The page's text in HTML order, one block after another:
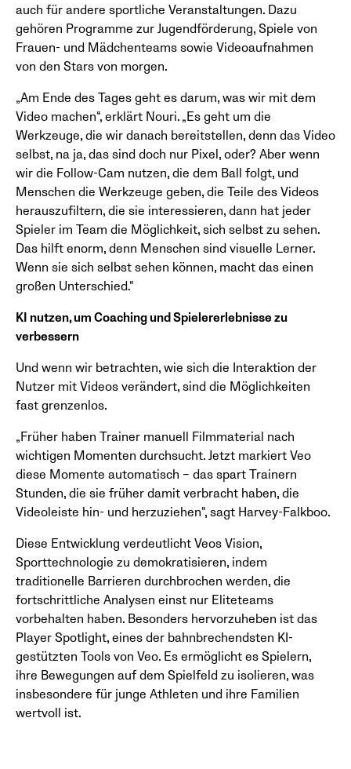
auch für andere sportliche Veranstaltungen. Dazu
gehören Programme zur Jugendförderung, Spiele von
Frauen- und Mädchenteams sowie Videoaufnahmen
von den Stars von morgen.
„Am Ende des Tages geht es darum, was wir mit dem
Video machen“, erklärt Nouri. „Es geht um die
Werkzeuge, die wir danach bereitstellen, denn das Video
selbst, na ja, das sind doch nur Pixel, oder? Aber wenn
wir die Follow-Cam nutzen, die dem Ball folgt, und
Menschen die Werkzeuge geben, die Teile des Videos
herauszufiltern, die sie interessieren, dann hat jeder
Spieler im Team die Möglichkeit, sich selbst zu sehen.
Das hilft enorm, denn Menschen sind visuelle Lerner.
Wenn sie sich selbst sehen können, macht das einen
großen Unterschied.“
KI nutzen, um Coaching und Spielererlebnisse zu
verbessern
Und wenn wir betrachten, wie sich die Interaktion der
Nutzer mit Videos verändert, sind die Möglichkeiten
fast grenzenlos.
„Früher haben Trainer manuell Filmmaterial nach
wichtigen Momenten durchsucht. Jetzt markiert Veo
diese Momente automatisch – das spart Trainern
Stunden, die sie früher damit verbracht haben, die
Videoleiste hin- und herzuziehen“, sagt Harvey-Falkboo.
Diese Entwicklung verdeutlicht Veos Vision,
Sporttechnologie zu demokratisieren, indem
traditionelle Barrieren durchbrochen werden, die
fortschrittliche Analysen einst nur Eliteteams
vorbehalten haben. Besonders hervorzuheben ist das
Player Spotlight, eines der bahnbrechendsten KI-
gestützten Tools von Veo. Es ermöglicht es Spielern,
ihre Bewegungen auf dem Spielfeld zu isolieren, was
insbesondere für junge Athleten und ihre Familien
wertvoll ist.